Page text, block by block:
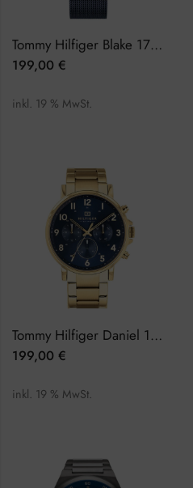
Tommy Hilfiger Blake 1782305 Damenuhr
199,00 €
inkl. 19 % MwSt.
Tommy Hilfiger Daniel 1710384 Herrenuhr
199,00 €
inkl. 19 % MwSt.